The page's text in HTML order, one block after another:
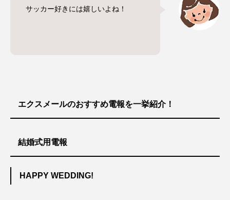
サッカー好きには嬉しいよね！
エクスメールのおすすめ電報を一挙紹介！
結婚式用電報
HAPPY WEDDING!